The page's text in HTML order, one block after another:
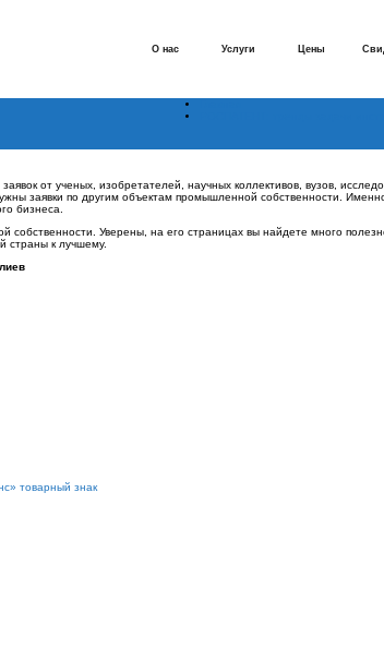
О нас Услуги Цены
от ученых, изобретателей, научных коллективов, вузов,
заявки по другим объектам промышленной собственности.
бизнеса.
собственности. Уверены, на его страницах вы найдете много
страны к лучшему.
товарный знак